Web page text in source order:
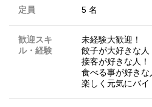
定員 5 名
歓迎スキ
ル・経験
未経験大歓迎！
餃子が大好きな人
接客が好きな人！
食べる事が好きな
楽しく元気にバイ